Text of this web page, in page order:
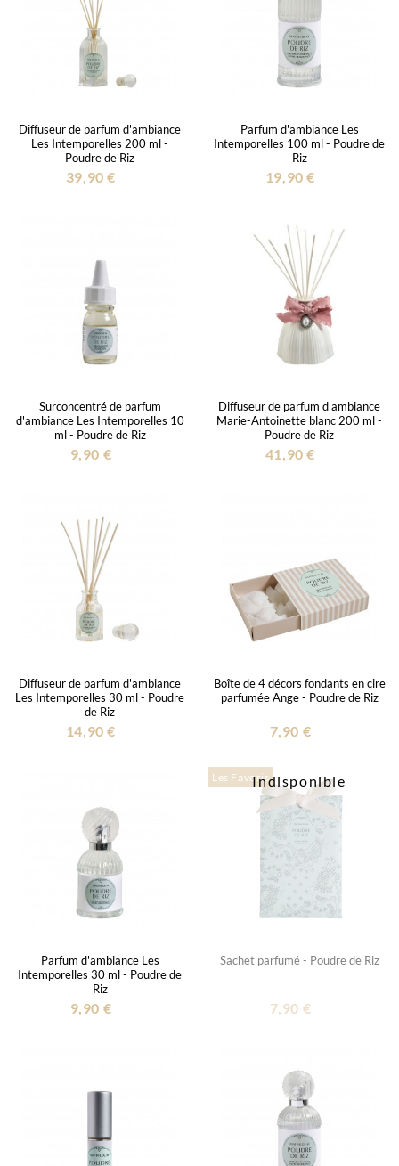
Diffuseur de parfum d'ambiance
Les Intemporelles 200 ml -
Poudre de Riz
39,90 €
Parfum d'ambiance Les
Intemporelles 100 ml - Poudre de
Riz
19,90 €
Surconcentré de parfum
d'ambiance Les Intemporelles 10
ml - Poudre de Riz
9,90 €
Diffuseur de parfum d'ambiance
Marie-Antoinette blanc 200 ml -
Poudre de Riz
41,90 €
Diffuseur de parfum d'ambiance
Les Intemporelles 30 ml - Poudre
de Riz
14,90 €
Boîte de 4 décors fondants en cire
parfumée Ange - Poudre de Riz
7,90 €
Parfum d'ambiance Les
Intemporelles 30 ml - Poudre de
Riz
9,90 €
Indisponible
Les Favoris
Sachet parfumé - Poudre de Riz
7,90 €